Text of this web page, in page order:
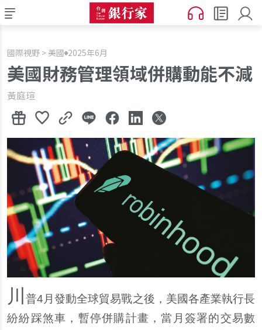
國際視野 > 美國 2025年6月
美國財務管理領域併購動能不減
黃庭瑄
川普4月發動全球貿易戰之後，美國各產業執行長
紛紛踩煞車，暫停併購計畫，當月簽署的交易數